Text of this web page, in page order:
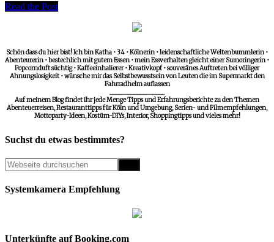
Read the Post
Schön dass du hier bist! Ich bin Katha • 34 • Kölnerin • leidenschaftliche Weltenbummlerin •
Abenteurerin • bestechlich mit gutem Essen • mein Essverhalten gleicht einer Sumoringerin •
Popcornduft süchtig • Kaffeeinhalierer • Kreativkopf • souveränes Auftreten bei völliger
Ahnungslosigkeit • wünsche mir das Selbstbewusstsein von Leuten die im Supermarkt den
Fahrradhelm auflassen
__________________
Auf meinem Blog findet ihr jede Menge Tipps und Erfahrungsberichte zu den Themen
Abenteuerreisen, Restauranttipps für Köln und Umgebung, Serien- und Filmempfehlungen,
Mottoparty-Ideen, Kostüm-DIYs, Interior, Shoppingtipps und vieles mehr!
Suchst du etwas bestimmtes?
Systemkamera Empfehlung
Unterkünfte auf Booking.com